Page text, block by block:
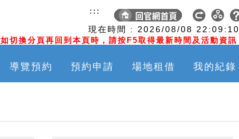
現在時間 : 2026/08/08 22:09:11
如切換分頁再回到本頁時，請按F5取得最新時間及活動資訊
:::
導覽預約 預約申請 場地租借 我的紀錄